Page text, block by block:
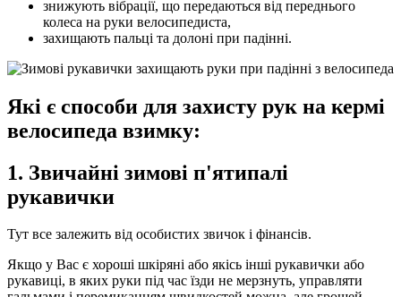
знижують вібрації, що передаються від переднього
колеса на руки велосипедиста,
захищають пальці та долоні при падінні.
Які є способи для захисту рук на кермі
велосипеда взимку:
1. Звичайні зимові п'ятипалі
рукавички
Тут все залежить від особистих звичок і фінансів.
Якщо у Вас є хороші шкіряні або якісь інші рукавички або
рукавиці, в яких руки під час їзди не мерзнуть, управляти